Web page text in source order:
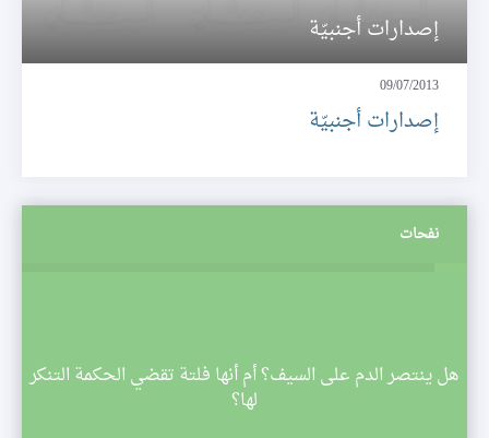
إصدارات أجنبيّة
09/07/2013
إصدارات أجنبيّة
نفحات
هل ينتصر الدم على السيف؟ أم أنها فلتة تقضي الحكمة التنكر
لها؟